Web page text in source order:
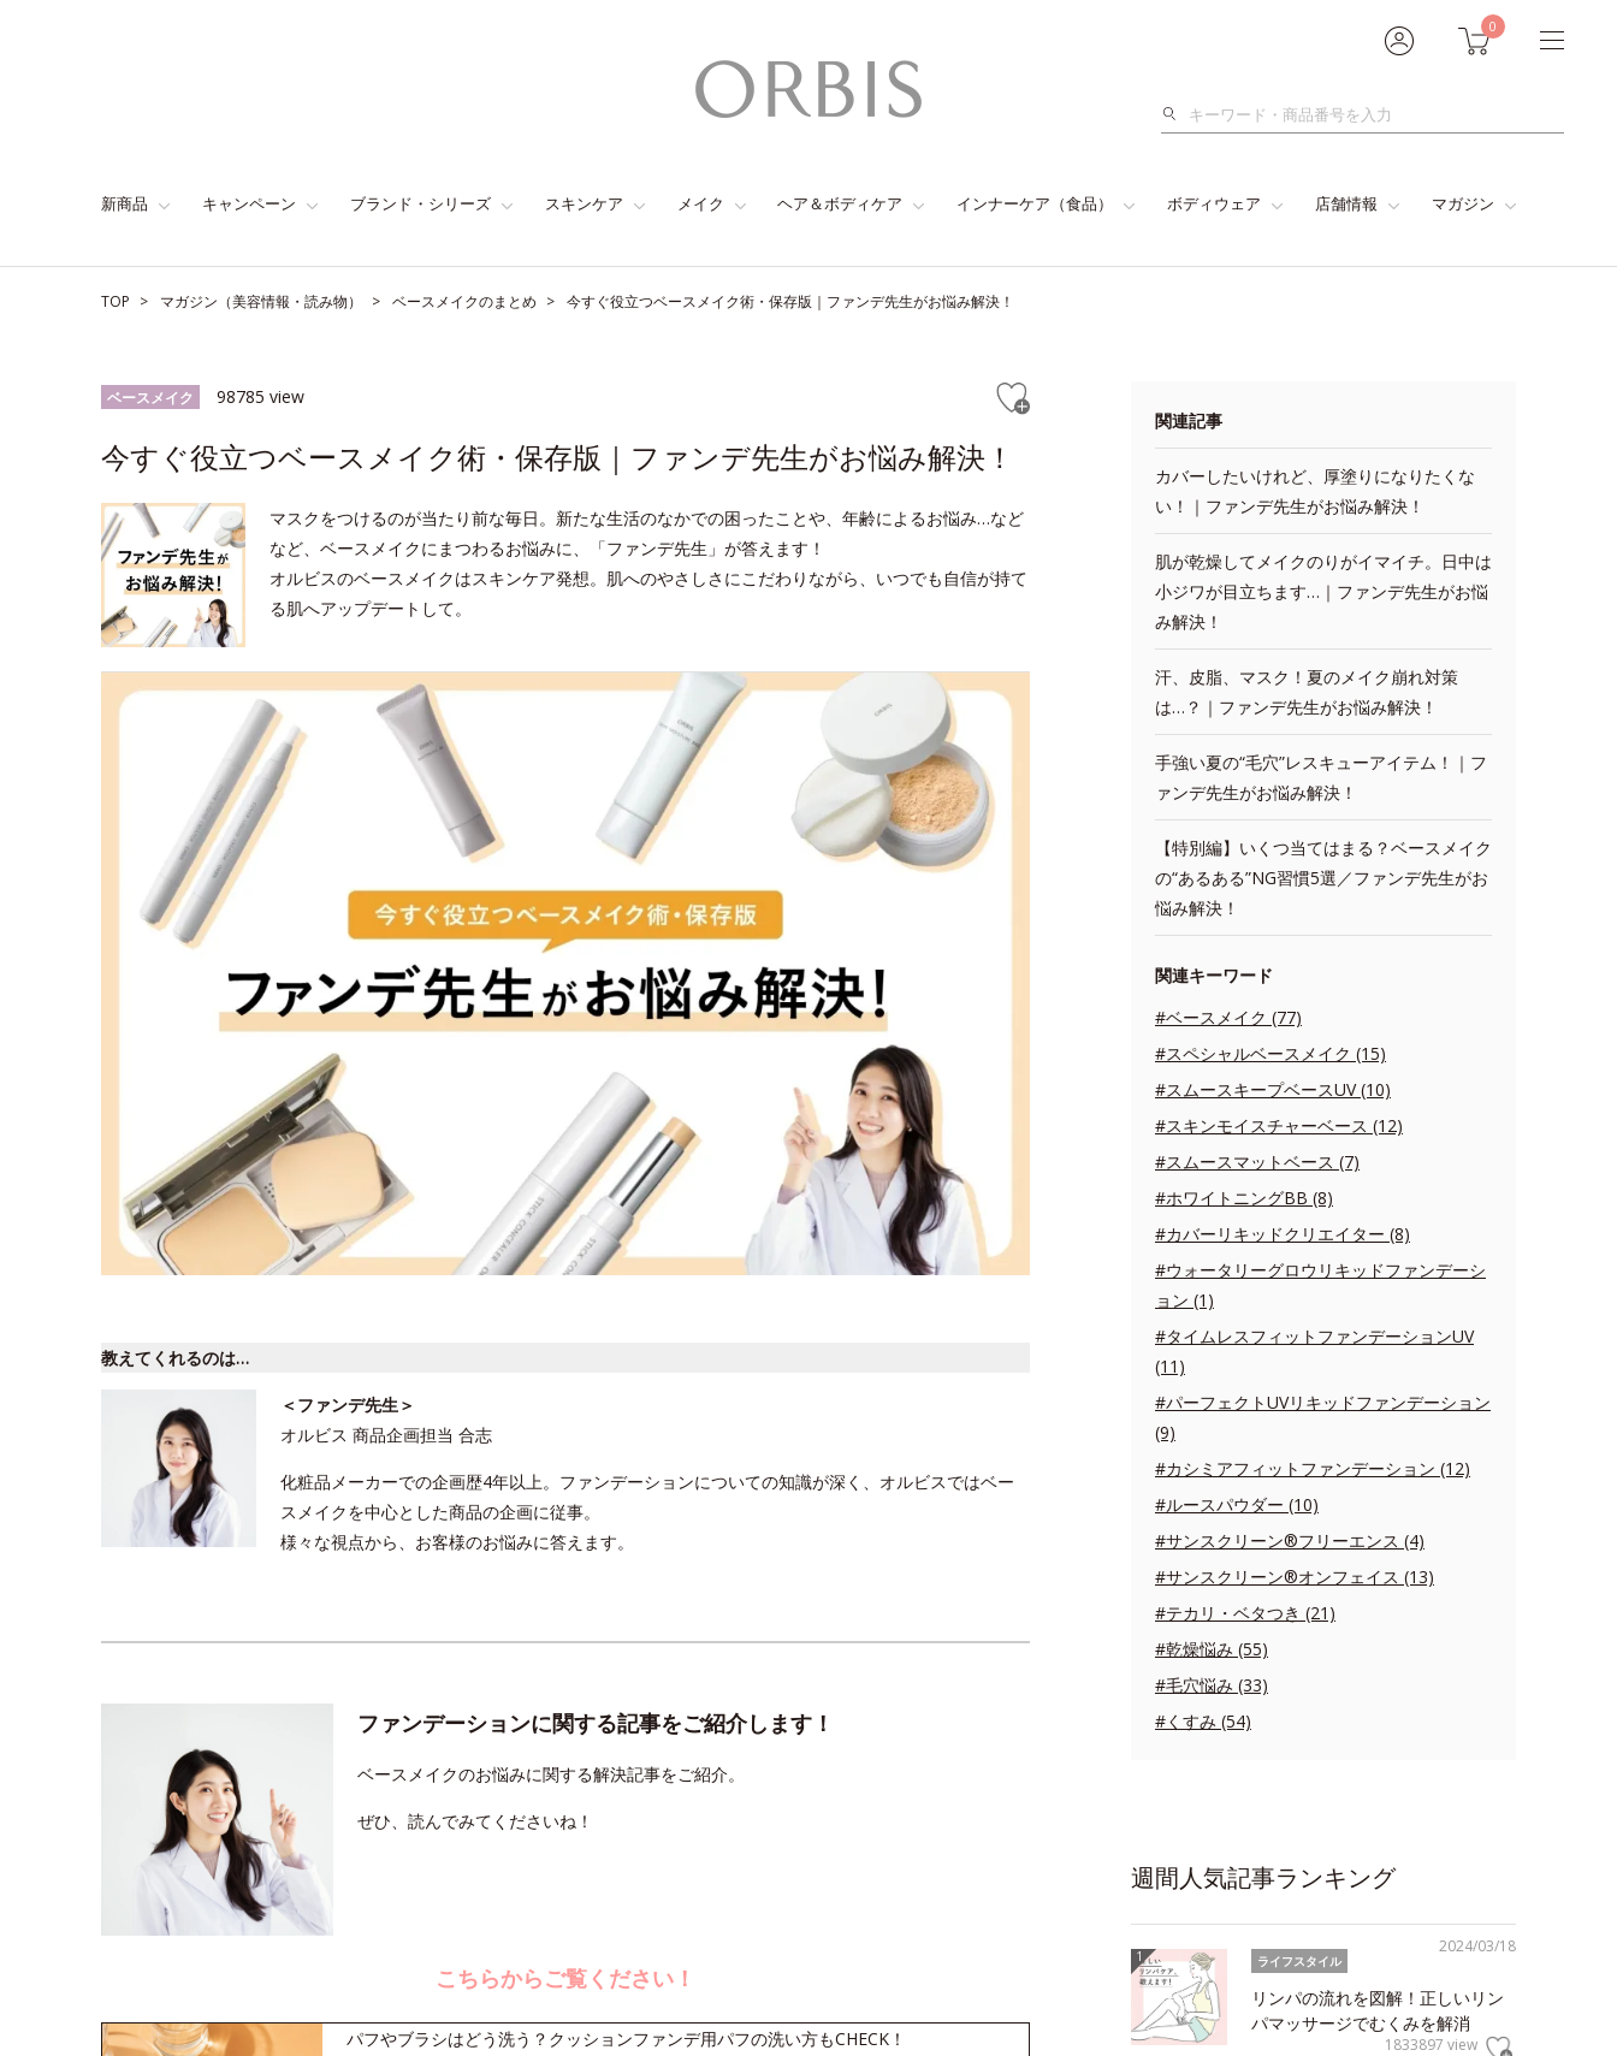
0
検
新商品 キャンペーン ブランド・シリーズ スキンケア メイク ヘア＆ボディケア インナーケア（食品） ボディウェア 店舗情報 マガジン
TOP マガジン（美容情報・読み物） ベースメイクのまとめ 今すぐ役立つベースメイク術・保存版｜ファンデ先生がお悩み解決！
ベースメイク 98785 view
今すぐ役立つベースメイク術・保存版｜ファンデ先生がお悩み解決！
マスクをつけるのが当たり前な毎日。新たな生活のなかでの困ったことや、年齢によるお悩み…など
など、ベースメイクにまつわるお悩みに、「ファンデ先生」が答えます！
オルビスのベースメイクはスキンケア発想。肌へのやさしさにこだわりながら、いつでも自信が持て
る肌へアップデートして。
教えてくれるのは…
＜ファンデ先生＞
オルビス 商品企画担当 合志
化粧品メーカーでの企画歴4年以上。ファンデーションについての知識が深く、オルビスではベー
スメイクを中心とした商品の企画に従事。
様々な視点から、お客様のお悩みに答えます。
ファンデーションに関する記事をご紹介します！
ベースメイクのお悩みに関する解決記事をご紹介。
ぜひ、読んでみてくださいね！
こちらからご覧ください！
パフやブラシはどう洗う？クッションファンデ用パフの洗い方もCHECK！
関連記事
カバーしたいけれど、厚塗りになりたくな
い！｜ファンデ先生がお悩み解決！
肌が乾燥してメイクのりがイマイチ。日中は
小ジワが目立ちます…｜ファンデ先生がお悩
み解決！
汗、皮脂、マスク！夏のメイク崩れ対策
は…？｜ファンデ先生がお悩み解決！
手強い夏の“毛穴”レスキューアイテム！｜フ
ァンデ先生がお悩み解決！
【特別編】いくつ当てはまる？ベースメイク
の“あるある”NG習慣5選／ファンデ先生がお
悩み解決！
関連キーワード
#ベースメイク (77)
#スペシャルベースメイク (15)
#スムースキープベースUV (10)
#スキンモイスチャーベース (12)
#スムースマットベース (7)
#ホワイトニングBB (8)
#カバーリキッドクリエイター (8)
#ウォータリーグロウリキッドファンデーシ
ョン (1)
#タイムレスフィットファンデーションUV
(11)
#パーフェクトUVリキッドファンデーション
(9)
#カシミアフィットファンデーション (12)
#ルースパウダー (10)
#サンスクリーン®フリーエンス (4)
#サンスクリーン®オンフェイス (13)
#テカリ・ベタつき (21)
#乾燥悩み (55)
#毛穴悩み (33)
#くすみ (54)
週間人気記事ランキング
2024/03/18
ライフスタイル
リンパの流れを図解！正しいリン
パマッサージでむくみを解消
1833897 view